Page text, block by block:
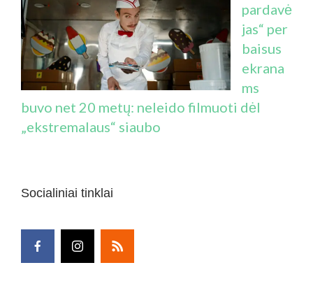
pardavė
jas“ per
baisus
ekrana
ms
buvo net 20 metų: neleido filmuoti dėl
„ekstremalaus“ siaubo
Socialiniai tinklai